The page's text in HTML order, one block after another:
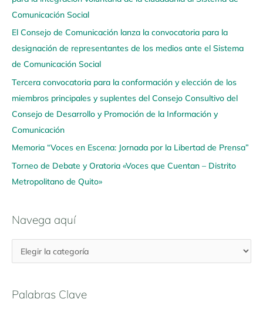
Comunicación Social
El Consejo de Comunicación lanza la convocatoria para la
designación de representantes de los medios ante el Sistema
de Comunicación Social
Tercera convocatoria para la conformación y elección de los
miembros principales y suplentes del Consejo Consultivo del
Consejo de Desarrollo y Promoción de la Información y
Comunicación
Memoria “Voces en Escena: Jornada por la Libertad de Prensa”
Torneo de Debate y Oratoria «Voces que Cuentan – Distrito
Metropolitano de Quito»
Navega aquí
g
a
a
q
u
í
Palabras Clave